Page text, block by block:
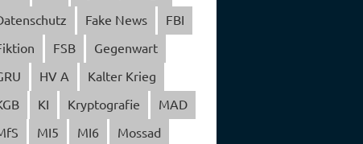
Fake News
FBI
FSB
Gegenwart
HV A
Kalter Krieg
KI Kryptografie
MAD
MI5 MI6
Mossad